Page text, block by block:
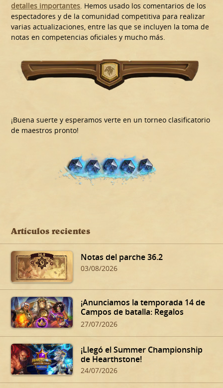
detalles importantes. Hemos usado los comentarios de los
espectadores y de la comunidad competitiva para realizar
varias actualizaciones, entre las que se incluyen la toma de
notas en competencias oficiales y mucho más.
¡Buena suerte y esperamos verte en un torneo clasificatorio
de maestros pronto!
Artículos recientes
Notas del parche 36.2
03/08/2026
¡Anunciamos la temporada 14 de
Campos de batalla: Regalos
oscuros de Dalaran!
27/07/2026
¡Llegó el Summer Championship
de Hearthstone!
24/07/2026